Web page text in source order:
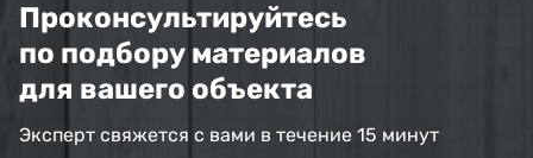
Проконсультируйтесь
по подбору материалов
для вашего объекта
Эксперт свяжется с вами в течение 15 минут